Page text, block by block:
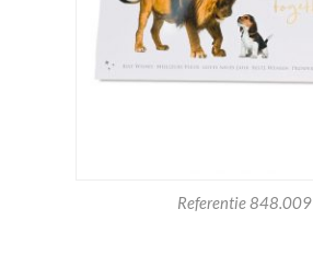
Referentie 848.009